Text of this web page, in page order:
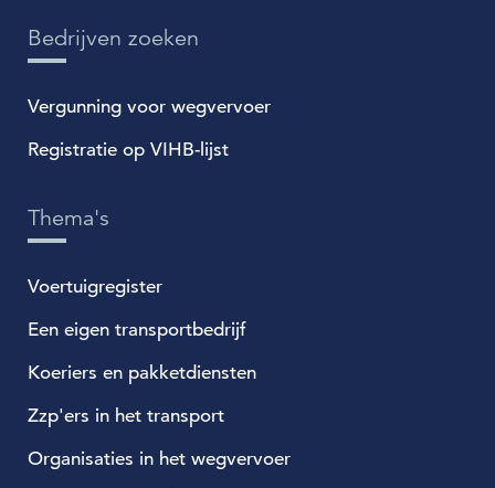
Bedrijven zoeken
Vergunning voor wegvervoer
Registratie op VIHB-lijst
Thema's
Voertuigregister
Een eigen transportbedrijf
Koeriers en pakketdiensten
Zzp'ers in het transport
Organisaties in het wegvervoer